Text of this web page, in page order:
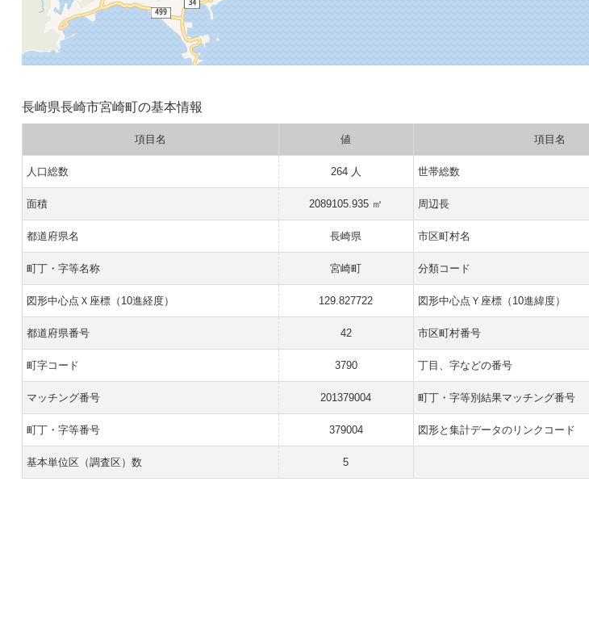
長崎県長崎市宮崎町の基本情報
項目名 値 項目名
人口総数 264 人 世帯総数
面積 2089105.935 ㎡ 周辺長
都道府県名 長崎県 市区町村名
町丁・字等名称 宮崎町 分類コード
図形中心点Ｘ座標（10進経度） 129.827722 図形中心点Ｙ座標（10進緯度）
都道府県番号 42 市区町村番号
町字コード 3790 丁目、字などの番号
マッチング番号 201379004 町丁・字等別結果マッチング番号
町丁・字等番号 379004 図形と集計データのリンクコード
基本単位区（調査区）数 5